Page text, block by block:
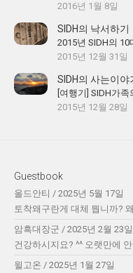
2016년 1월 8일
SIDH의 낙서하기
2015년 SIDH의 10
2015년 12월 31일
SIDH의 사는이야
[여행기] SIDH가
2015년 12월 28일
Guestbook
올드안티 / 2025년 5월 17일
토착왜구란게 대체 뭡니까?
암흑대장군 / 2025년 2월 23일
건강하시지요? ^^ 오랫만에
윌고온 / 2025년 1월 27일